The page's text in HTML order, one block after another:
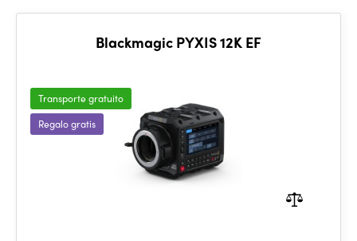
Blackmagic PYXIS 12K EF
Transporte gratuito
Regalo gratis